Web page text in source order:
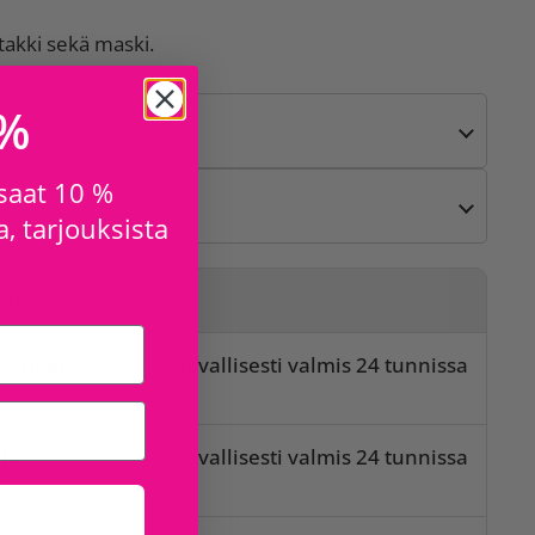
sekä maski.
Tavallisesti valmis 24 tunnissa
Tavallisesti valmis 24 tunnissa
10 %
tarjouksista